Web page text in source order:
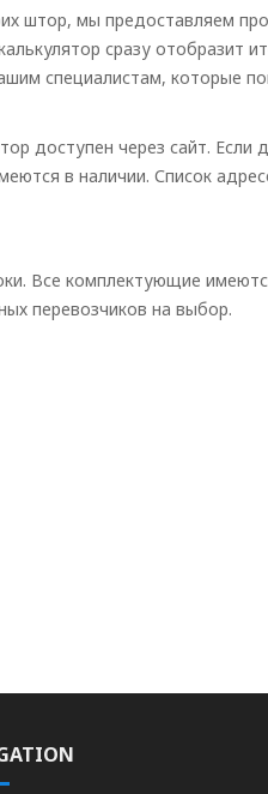
штор, мы предоставляем
сразу
специалистам, которые
доступен через сайт.
в наличии. Список
Все комплектующие
перевозчиков на выбор.